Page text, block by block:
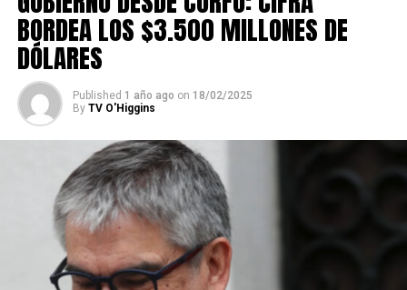
BORDEA LOS $3.500 MILLONES DE
DÓLARES
Published 1 año ago on 18/02/2025
By TV O'Higgins